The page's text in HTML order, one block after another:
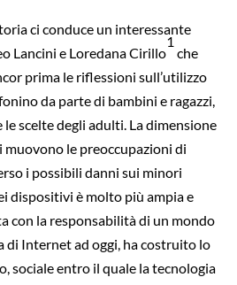
ci conduce un interessante
Lancini e Loredana Cirillo
1
che
prima le riflessioni sull’utilizzo
da parte di bambini e ragazzi,
scelte degli adulti. La dimensione
muovono le preoccupazioni di
i possibili danni sui minori
dispositivi è molto più ampia e
con la responsabilità di un mondo
di Internet ad oggi, ha costruito lo
sociale entro il quale la tecnologia